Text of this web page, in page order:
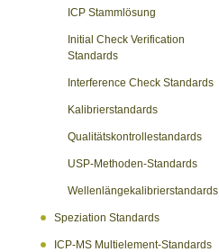
ICP Stammlösung
Initial Check Verification
Standards
Interference Check Standards
Kalibrierstandards
Qualitätskontrollestandards
USP-Methoden-Standards
Wellenlängekalibrierstandards
Speziation Standards
ICP-MS Multielement-Standards